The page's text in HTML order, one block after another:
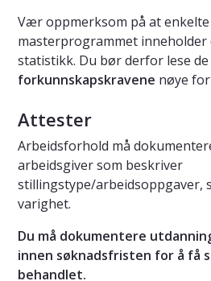
Vær oppmerksom på at
masterprogrammet inneholder
statistikk. Du bør derfor lese de
forkunnskapskravene nøye
Attester
Arbeidsforhold må
arbeidsgiver som beskriver
stillingstype/arbeidsoppgaver,
varighet.
Du må dokumentere
innen søknadsfristen for å få
behandlet.